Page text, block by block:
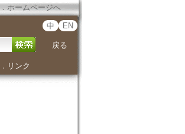
． ホームページへ
中 EN
戻る
． リンク